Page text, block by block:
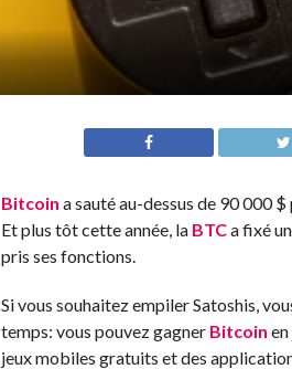
Bitcoin a sauté au-dessus de 90 000
Et plus tôt cette année, la BTCa fixé
pris ses fonctions.
Si vous souhaitez empiler Satoshis,
temps: vous pouvez gagner Bitcoin
jeux mobiles gratuits et des